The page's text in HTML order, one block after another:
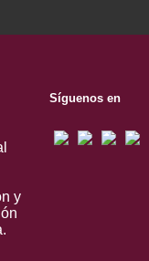
y
Síguenos en